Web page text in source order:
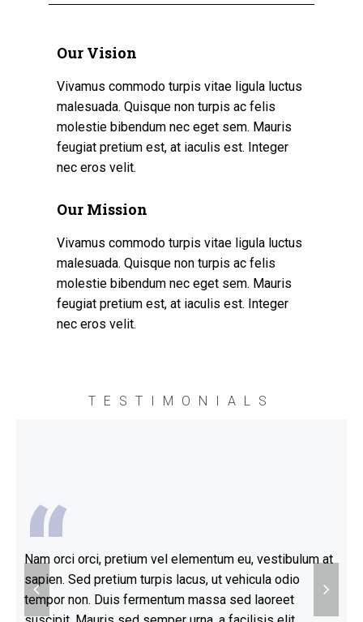
Our Vision
Vivamus commodo turpis vitae ligula luctus
malesuada. Quisque non turpis ac felis
molestie bibendum nec eget sem. Mauris
feugiat pretium est, at iaculis est. Integer
nec eros velit.
Our Mission
Vivamus commodo turpis vitae ligula luctus
malesuada. Quisque non turpis ac felis
molestie bibendum nec eget sem. Mauris
feugiat pretium est, at iaculis est. Integer
nec eros velit.
TESTIMONIALS
“
Nam orci orci, pretium vel elementum eu, vestibulum at
sapien. Sed pretium turpis lacus, ut vehicula odio
tempor non. Duis fermentum massa sed laoreet